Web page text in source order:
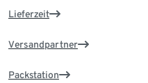
Lieferzeit
Versandpartner
Packstation